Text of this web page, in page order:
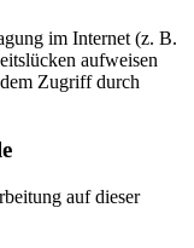
im Internet (z. B.
aufweisen
Zugriff durch
auf dieser